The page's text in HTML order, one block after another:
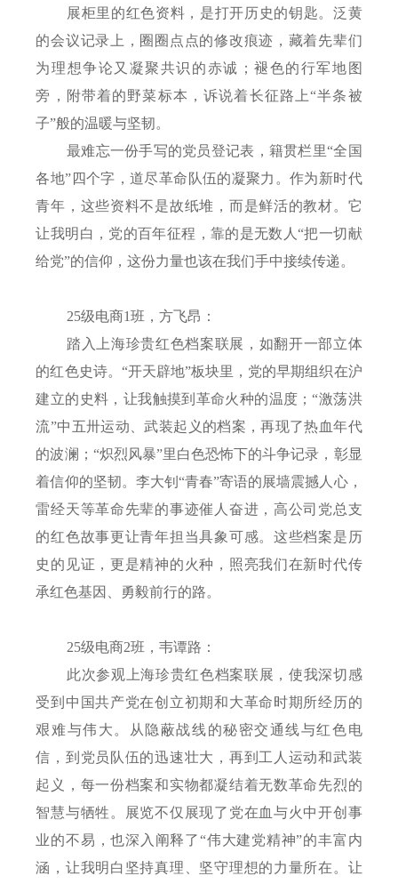
展柜里的红色资料，是打开历史的钥匙。泛黄
的会议记录上，圈圈点点的修改痕迹，藏着先辈们
为理想争论又凝聚共识的赤诚；褪色的行军地图
旁，附带着的野菜标本，诉说着长征路上“半条被
子”般的温暖与坚韧。
最难忘一份手写的党员登记表，籍贯栏里“全国
各地”四个字，道尽革命队伍的凝聚力。作为新时代
青年，这些资料不是故纸堆，而是鲜活的教材。它
让我明白，党的百年征程，靠的是无数人“把一切献
给党”的信仰，这份力量也该在我们手中接续传递。
25级电商1班，方飞昂：
踏入上海珍贵红色档案联展，如翻开一部立体
的红色史诗。“开天辟地”板块里，党的早期组织在沪
建立的史料，让我触摸到革命火种的温度；“激荡洪
流”中五卅运动、武装起义的档案，再现了热血年代
的波澜；“炽烈风暴”里白色恐怖下的斗争记录，彰显
着信仰的坚韧。李大钊“青春”寄语的展墙震撼人心，
雷经天等革命先辈的事迹催人奋进，高公司党总支
的红色故事更让青年担当具象可感。这些档案是历
史的见证，更是精神的火种，照亮我们在新时代传
承红色基因、勇毅前行的路。
25级电商2班，韦谭路：
此次参观上海珍贵红色档案联展，使我深切感
受到中国共产党在创立初期和大革命时期所经历的
艰难与伟大。从隐蔽战线的秘密交通线与红色电
信，到党员队伍的迅速壮大，再到工人运动和武装
起义，每一份档案和实物都凝结着无数革命先烈的
智慧与牺牲。展览不仅展现了党在血与火中开创事
业的不易，也深入阐释了“伟大建党精神”的丰富内
涵，让我明白坚持真理、坚守理想的力量所在。让